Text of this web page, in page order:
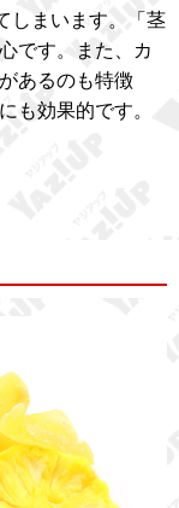
しまいます。「茎
です。また、カ
あるのも特徴
も効果的です。